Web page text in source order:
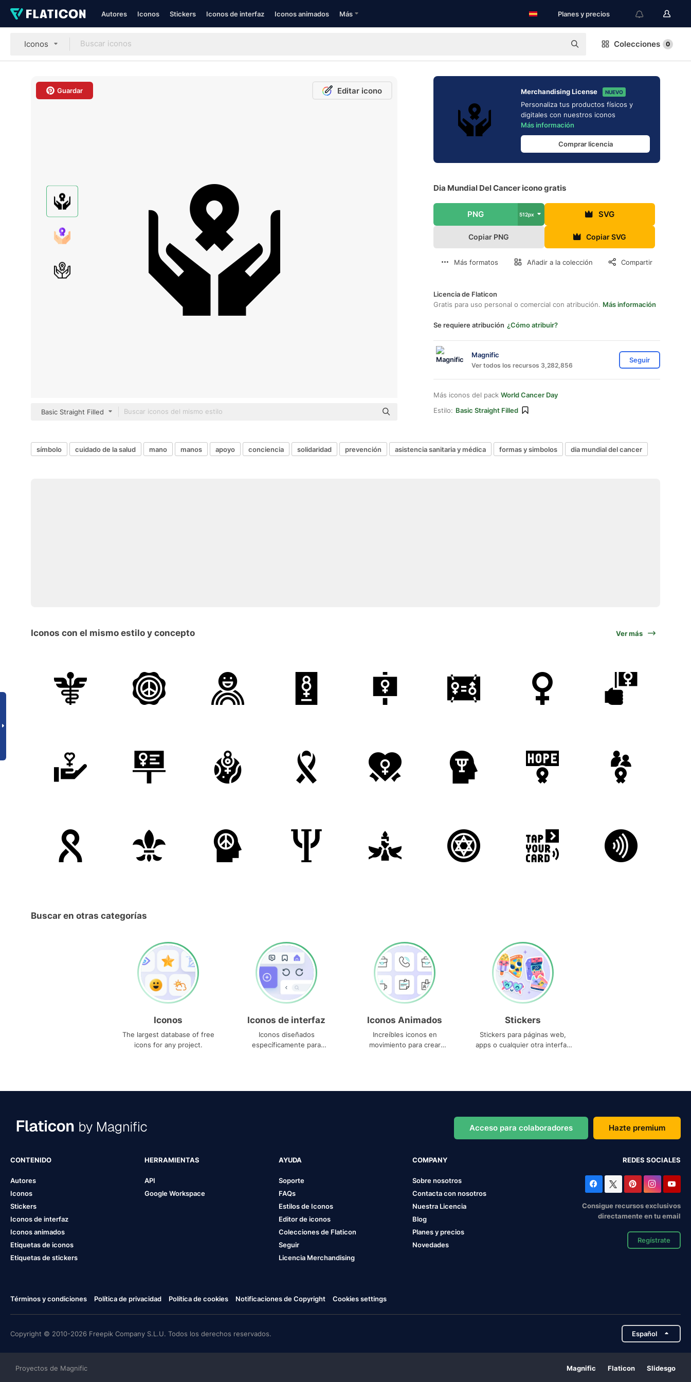
Autores Iconos Stickers Iconos de interfaz Iconos animados Más Planes y precios
Iconos Colecciones 0
Guardar Editar icono
Basic Straight Filled
Merchandising License NUEVO
Personaliza tus productos físicos y
digitales con nuestros iconos
Más información
Comprar licencia
Dia Mundial Del Cancer icono gratis
PNG 512px SVG
Copiar PNG Copiar SVG
Más formatos Añadir a la colección Compartir
Licencia de Flaticon
Gratis para uso personal o comercial con atribución. Más información
Se requiere atribución ¿Cómo atribuir?
Magnific
Ver todos los recursos 3,282,856
Seguir
Más iconos del pack World Cancer Day
Estilo: Basic Straight Filled
símbolo cuidado de la salud mano manos apoyo conciencia solidaridad prevención asistencia sanitaria y médica formas y simbolos dia mundial del cancer
Iconos con el mismo estilo y concepto Ver más
Buscar en otras categorías
Iconos
The largest database of free
icons for any project.
Iconos de interfaz
Iconos diseñados
específicamente para
Iconos Animados
Increíbles iconos en
movimiento para crear
Stickers
Stickers para páginas web,
apps o cualquier otra interfaz
Acceso para colaboradores Hazte premium
CONTENIDO
Autores
Iconos
Stickers
Iconos de interfaz
Iconos animados
Etiquetas de iconos
Etiquetas de stickers
HERRAMIENTAS
API
Google Workspace
AYUDA
Soporte
FAQs
Estilos de Iconos
Editor de iconos
Colecciones de Flaticon
Seguir
Licencia Merchandising
COMPANY
Sobre nosotros
Contacta con nosotros
Nuestra Licencia
Blog
Planes y precios
Novedades
REDES SOCIALES
Consigue recursos exclusivos
directamente en tu email
Regístrate
Términos y condiciones Política de privacidad Política de cookies Notificaciones de Copyright Cookies settings
Copyright © 2010-2026 Freepik Company S.L.U. Todos los derechos reservados. Español
Proyectos de Magnific Magnific Flaticon Slidesgo